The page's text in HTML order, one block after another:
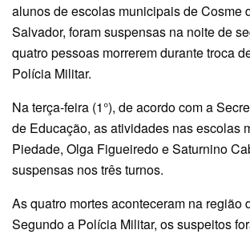
alunos de escolas municipais de Cosme
Salvador, foram suspensas na noite de
quatro pessoas morrerem durante troca
Polícia Militar.
Na terça-feira (1°), de acordo com a
de Educação, as atividades nas escolas
Piedade, Olga Figueiredo e Saturnino
suspensas nos três turnos.
As quatro mortes aconteceram na região
Segundo a Polícia Militar, os suspeitos